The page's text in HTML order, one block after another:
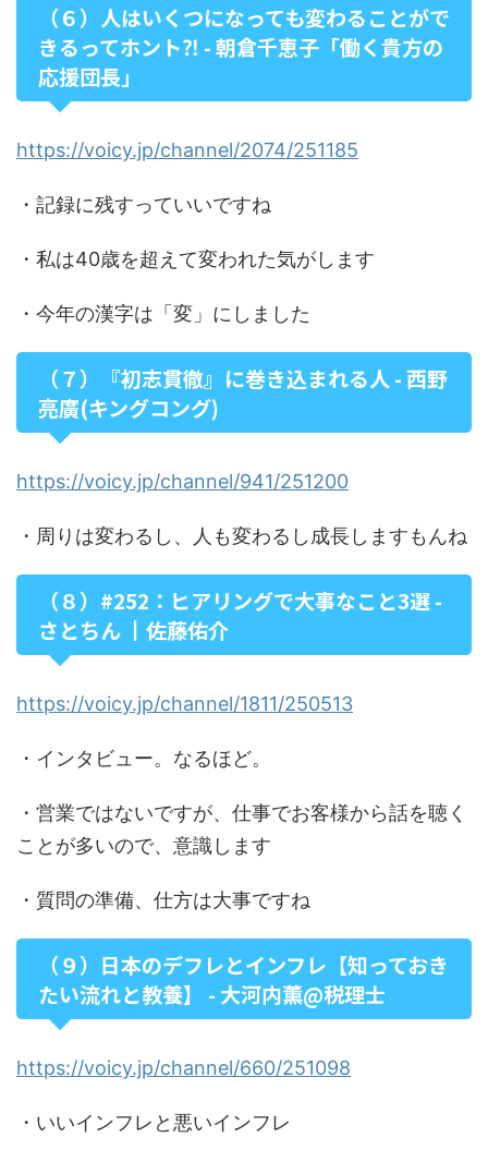
（６）人はいくつになっても変わることがで
きるってホント⁈ - 朝倉千恵子「働く貴方の
応援団長」
https://voicy.jp/channel/2074/251185
・記録に残すっていいですね
・私は40歳を超えて変われた気がします
・今年の漢字は「変」にしました
（７）『初志貫徹』に巻き込まれる人 - 西野
亮廣(キングコング)
https://voicy.jp/channel/941/251200
・周りは変わるし、人も変わるし成長しますもんね
（８）#252：ヒアリングで大事なこと3選 -
さとちん ┃佐藤佑介
https://voicy.jp/channel/1811/250513
・インタビュー。なるほど。
・営業ではないですが、仕事でお客様から話を聴く
ことが多いので、意識します
・質問の準備、仕方は大事ですね
（９）日本のデフレとインフレ【知っておき
たい流れと教養】 - 大河内薫@税理士
https://voicy.jp/channel/660/251098
・いいインフレと悪いインフレ